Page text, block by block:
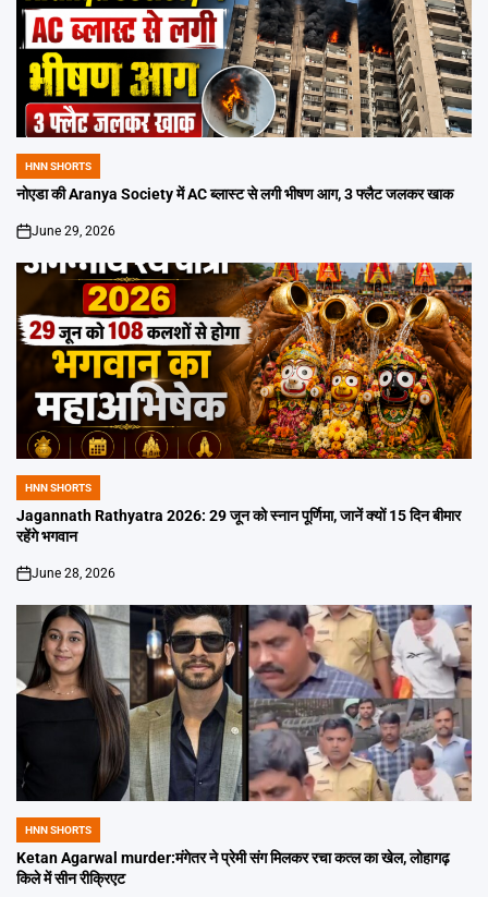
POSTED
IN
HNN SHORTS
नोएडा की Aranya Society में AC ब्लास्ट से लगी भीषण आग, 3 फ्लैट जलकर खाक
on
June 29, 2026
POSTED
IN
HNN SHORTS
Jagannath Rathyatra 2026: 29 जून को स्नान पूर्णिमा, जानें क्यों 15 दिन बीमार
रहेंगे भगवान
on
June 28, 2026
POSTED
IN
HNN SHORTS
Ketan Agarwal murder:मंगेतर ने प्रेमी संग मिलकर रचा कत्ल का खेल, लोहागढ़
किले में सीन रीक्रिएट